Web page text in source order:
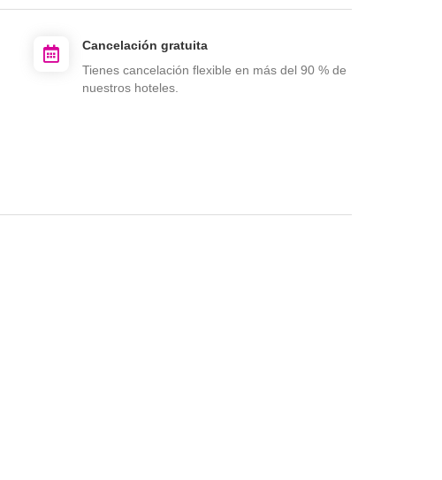
Cancelación gratuita
Tienes cancelación flexible en más del 90 % de
nuestros hoteles.